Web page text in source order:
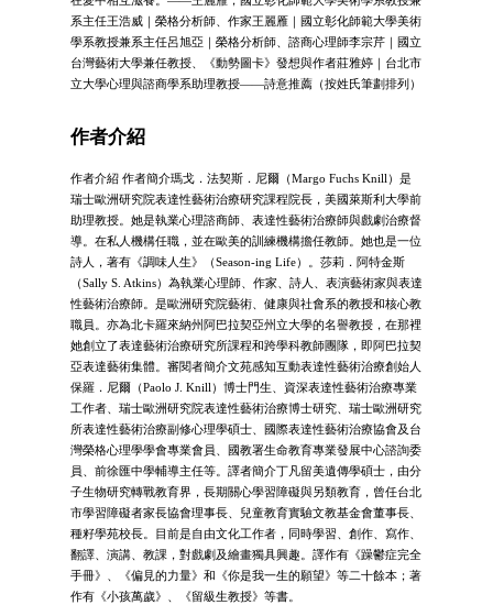
系主任王浩威｜榮格分析師、作家王麗雁｜國立彰化師範大學美術
學系教授兼系主任呂旭亞｜榮格分析師、諮商心理師李宗芹｜國立
台灣藝術大學兼任教授、《動勢圖卡》發想與作者莊雅婷｜台北市
立大學心理與諮商學系助理教授——詩意推薦（按姓氏筆劃排列）
作者介紹
作者介紹 作者簡介瑪戈．法契斯．尼爾（Margo Fuchs Knill）是
瑞士歐洲研究院表達性藝術治療研究課程院長，美國萊斯利大學前
助理教授。她是執業心理諮商師、表達性藝術治療師與戲劇治療督
導。在私人機構任職，並在歐美的訓練機構擔任教師。她也是一位
詩人，著有《調味人生》（Season-ing Life）。莎莉．阿特金斯
（Sally S. Atkins）為執業心理師、作家、詩人、表演藝術家與表達
性藝術治療師。是歐洲研究院藝術、健康與社會系的教授和核心教
職員。亦為北卡羅來納州阿巴拉契亞州立大學的名譽教授，在那裡
她創立了表達藝術治療研究所課程和跨學科教師團隊，即阿巴拉契
亞表達藝術集體。審閱者簡介文苑感知互動表達性藝術治療創始人
保羅．尼爾（Paolo J. Knill）博士門生、資深表達性藝術治療專業
工作者、瑞士歐洲研究院表達性藝術治療博士研究、瑞士歐洲研究
所表達性藝術治療副修心理學碩士、國際表達性藝術治療協會及台
灣榮格心理學學會專業會員、國教署生命教育專業發展中心諮詢委
員、前徐匯中學輔導主任等。譯者簡介丁凡留美遺傳學碩士，由分
子生物研究轉戰教育界，長期關心學習障礙與另類教育，曾任台北
市學習障礙者家長協會理事長、兒童教育實驗文教基金會董事長、
種籽學苑校長。目前是自由文化工作者，同時學習、創作、寫作、
翻譯、演講、教課，對戲劇及繪畫獨具興趣。譯作有《躁鬱症完全
手冊》、《偏見的力量》和《你是我一生的願望》等二十餘本；著
作有《小孩萬歲》、《留級生教授》等書。